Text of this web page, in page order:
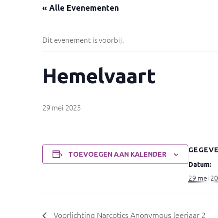
« Alle Evenementen
Dit evenement is voorbij.
Hemelvaart
29 mei 2025
TOEVOEGEN AAN KALENDER
Datum:
29 mei
Voorlichting Narcotics Anonymous leerjaar 2